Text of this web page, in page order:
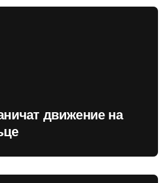
движение на